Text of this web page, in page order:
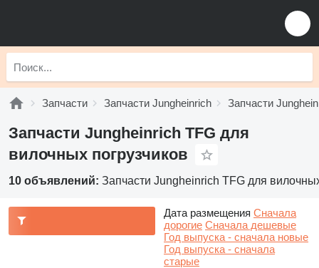
Запчасти Запчасти Jungheinrich Запчасти
Запчасти Jungheinrich TFG для
вилочных погрузчиков
10 объявлений: Запчасти Jungheinrich TFG для
Дата размещения Сначала
дорогие Сначала дешевые
Год выпуска - сначала новые
Год выпуска - сначала
старые